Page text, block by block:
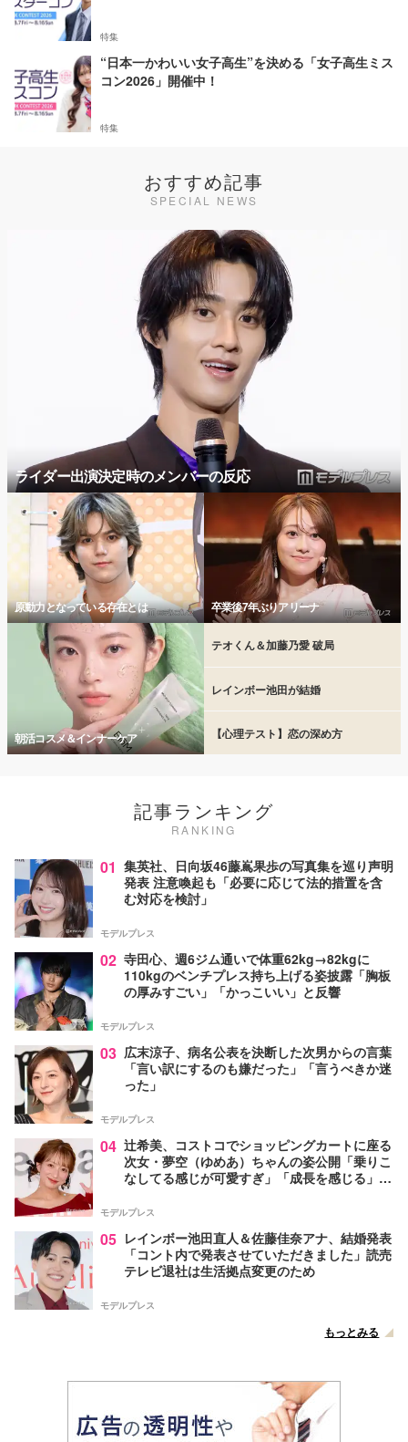
特集
“日本一かわいい女子高生”を決める「女子高生ミス
コン2026」開催中！
特集
おすすめ記事
SPECIAL NEWS
ライダー出演決定時のメンバーの反応
原動力となっている存在とは 卒業後7年ぶりアリーナ
朝活コスメ＆インナーケア
テオくん＆加藤乃愛 破局
レインボー池田が結婚
【心理テスト】恋の深め方
記事ランキング
RANKING
01 集英社、日向坂46藤嶌果歩の写真集を巡り声明
発表 注意喚起も「必要に応じて法的措置を含
む対応を検討」
モデルプレス
02 寺田心、週6ジム通いで体重62kg→82kgに
110kgのベンチプレス持ち上げる姿披露「胸板
の厚みすごい」「かっこいい」と反響
モデルプレス
03 広末涼子、病名公表を決断した次男からの言葉
「言い訳にするのも嫌だった」「言うべきか迷
った」
モデルプレス
04 辻希美、コストコでショッピングカートに座る
次女・夢空（ゆめあ）ちゃんの姿公開「乗りこ
なしてる感じが可愛すぎ」「成長を感じる」の
モデルプレス
05 レインボー池田直人＆佐藤佳奈アナ、結婚発表
「コント内で発表させていただきました」読売
テレビ退社は生活拠点変更のため
モデルプレス
もっとみる